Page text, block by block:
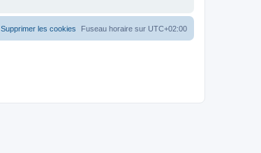
Fuseau horaire sur UTC+02:00
Supprimer les cookies